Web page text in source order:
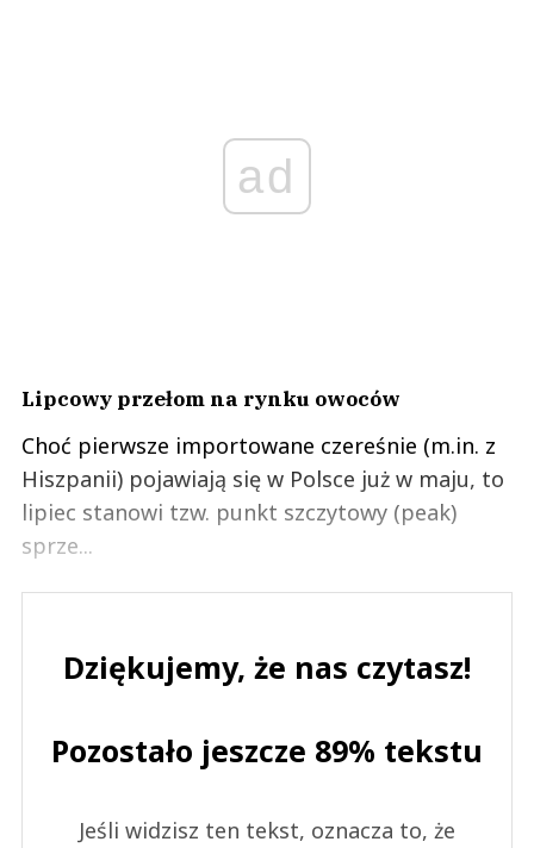
ad
Lipcowy przełom na rynku owoców
Choć pierwsze importowane czereśnie (m.in. z
Hiszpanii) pojawiają się w Polsce już w maju, to
lipiec stanowi tzw. punkt szczytowy (peak)
sprze...
Dziękujemy, że nas czytasz!
Pozostało jeszcze 89% tekstu
Jeśli widzisz ten tekst, oznacza to, że